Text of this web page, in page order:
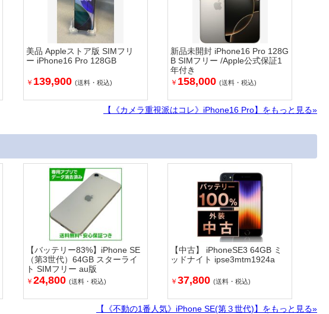
美品 Appleストア版 SIMフリ
ー iPhone16 Pro 128GB
￥ 139,900 (送料・税込)
新品未開封 iPhone16 Pro 128G
B SIMフリー /Apple公式保証1
年付き
￥ 158,000(送料・税込)
【《カメラ重視派はコレ》iPhone16 Pro】をもっと見る»
【バッテリー83%】iPhone SE
（第3世代）64GB スターライ
ト SIMフリー au版
￥ 24,800 (送料・税込)
【中古】 iPhoneSE3 64GB ミ
ッドナイト ipse3mtm1924a
￥37,800(送料・税込)
【《不動の1番人気》iPhone SE(第３世代)】をもっと見る»